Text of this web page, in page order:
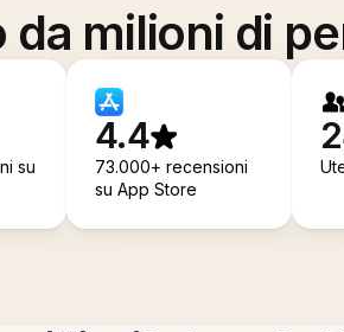
da milioni di
su
4.4
73.000+ recensioni
su App Store